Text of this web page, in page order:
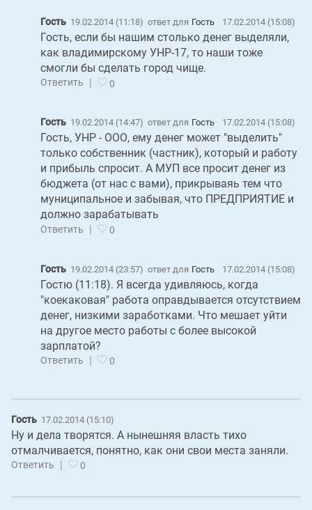
Гость 19.02.2014 (11:18) ответ для Гость 17.02.2014 (15:08)
Гость, если бы нашим столько денег выделяли,
как владимирскому УНР-17, то наши тоже
смогли бы сделать город чище.
Ответить 0
Гость 19.02.2014 (14:47) ответ для Гость 17.02.2014 (15:08)
Гость, УНР - ООО, ему денег может "выделить"
только собственник (частник), который и работу
и прибыль спросит. А МУП все просит денег из
бюджета (от нас с вами), прикрываяь тем что
муниципальное и забывая, что ПРЕДПРИЯТИЕ и
должно зарабатывать
Ответить | 0
Гость 19.02.2014 (23:57) ответ для Гость 17.02.2014 (15:08)
Гостю (11:18). Я всегда удивляюсь, когда
"коекаковая" работа оправдывается отсутствием
денег, низкими заработками. Что мешает уйти
на другое место работы с более высокой
зарплатой?
Ответить 0
Гость 17.02.2014 (15:10)
Ну и дела творятся. А нынешняя власть тихо
отмалчивается, понятно, как они свои места заняли.
Ответить 0